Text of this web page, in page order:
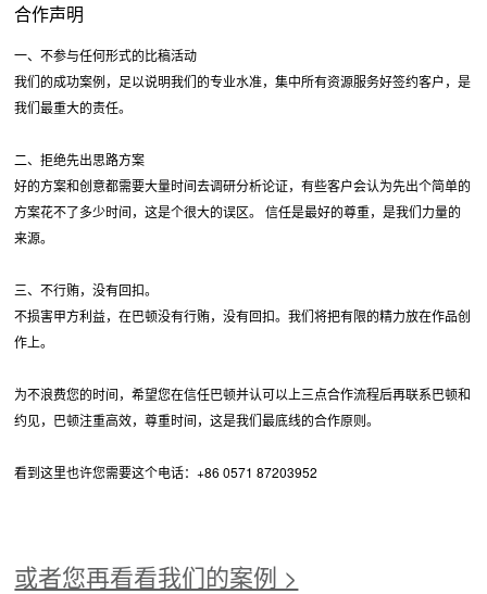
合作声明
一、不参与任何形式的比稿活动
我们的成功案例，足以说明我们的专业水准，集中所有资源服务好签约客户，是
我们最重大的责任。
二、拒绝先出思路方案
好的方案和创意都需要大量时间去调研分析论证，有些客户会认为先出个简单的
方案花不了多少时间，这是个很大的误区。 信任是最好的尊重，是我们力量的
来源。
三、不行贿，没有回扣。
不损害甲方利益，在巴顿没有行贿，没有回扣。我们将把有限的精力放在作品创
作上。
为不浪费您的时间，希望您在信任巴顿并认可以上三点合作流程后再联系巴顿和
约见，巴顿注重高效，尊重时间，这是我们最底线的合作原则。
看到这里也许您需要这个电话：+86 0571 87203952
或者您再看看我们的案例 >